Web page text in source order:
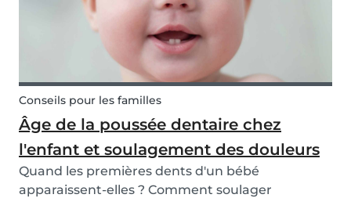
Conseils pour les familles
Âge de la poussée dentaire chez
l'enfant et soulagement des douleurs
Quand les premières dents d'un bébé
apparaissent-elles ? Comment soulager